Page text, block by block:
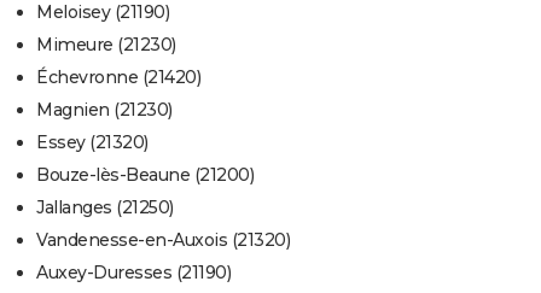
Meloisey (21190)
Mimeure (21230)
Échevronne (21420)
Magnien (21230)
Essey (21320)
Bouze-lès-Beaune (21200)
Jallanges (21250)
Vandenesse-en-Auxois (21320)
Auxey-Duresses (21190)